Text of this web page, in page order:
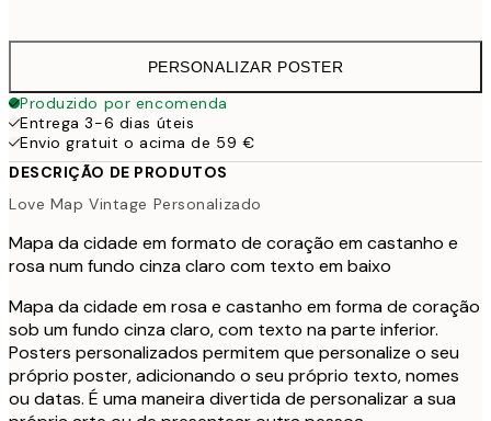
PERSONALIZAR POSTER
Produzido por encomenda
Entrega 3-6 dias úteis
Envio gratuit o acima de 59 €
DESCRIÇÃO DE PRODUTOS
Love Map Vintage Personalizado
Mapa da cidade em formato de coração em castanho e
rosa num fundo cinza claro com texto em baixo
Mapa da cidade em rosa e castanho em forma de coração
sob um fundo cinza claro, com texto na parte inferior.
Posters personalizados permitem que personalize o seu
próprio poster, adicionando o seu próprio texto, nomes
ou datas. É uma maneira divertida de personalizar a sua